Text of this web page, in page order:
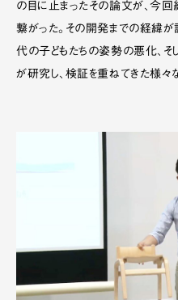
の目に止まったその論文が、今回
繋がった。その開発までの経緯が
代の子どもたちの姿勢の悪化、そ
が研究し、検証を重ねてきた様々